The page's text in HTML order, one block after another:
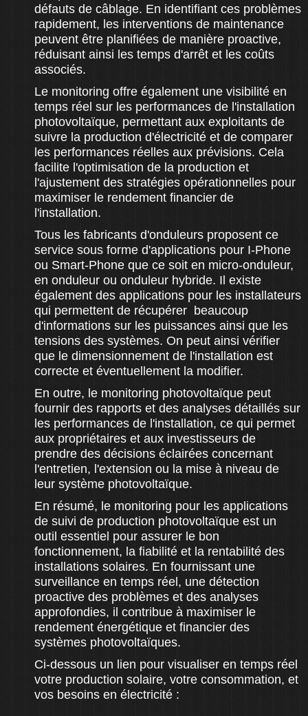
défauts de câblage. En identifiant ces problèmes
rapidement, les interventions de maintenance
peuvent être planifiées de manière proactive,
réduisant ainsi les temps d'arrêt et les coûts
associés.
Le monitoring offre également une visibilité en
temps réel sur les performances de l'installation
photovoltaïque, permettant aux exploitants de
suivre la production d'électricité et de comparer
les performances réelles aux prévisions. Cela
facilite l'optimisation de la production et
l'ajustement des stratégies opérationnelles pour
maximiser le rendement financier de
l'installation.
Tous les fabricants d'onduleurs proposent ce
service sous forme d'applications pour I-Phone
ou Smart-Phone que ce soit en micro-onduleur,
en onduleur ou onduleur hybride. Il existe
également des applications pour les installateurs
qui permettent de récupérer beaucoup
d'informations sur les puissances ainsi que les
tensions des systèmes. On peut ainsi vérifier
que le dimensionnement de l'installation est
correcte et éventuellement la modifier.
En outre, le monitoring photovoltaïque peut
fournir des rapports et des analyses détaillés sur
les performances de l'installation, ce qui permet
aux propriétaires et aux investisseurs de
prendre des décisions éclairées concernant
l'entretien, l'extension ou la mise à niveau de
leur système photovoltaïque.
En résumé, le monitoring pour les applications
de suivi de production photovoltaïque est un
outil essentiel pour assurer le bon
fonctionnement, la fiabilité et la rentabilité des
installations solaires. En fournissant une
surveillance en temps réel, une détection
proactive des problèmes et des analyses
approfondies, il contribue à maximiser le
rendement énergétique et financier des
systèmes photovoltaïques.
Ci-dessous un lien pour visualiser en temps réel
votre production solaire, votre consommation, et
vos besoins en électricité :